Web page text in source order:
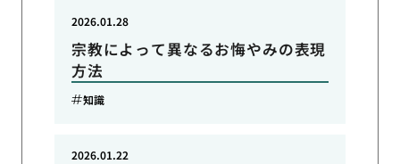
宗教によって異なるお悔やみの表現
方法
2026.01.28
知識
2026.01.22